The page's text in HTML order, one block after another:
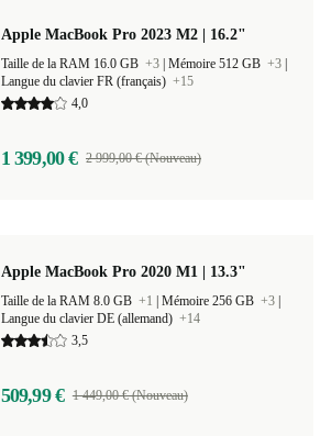
Apple MacBook Pro 2023 M2 | 16.2"
Taille de la RAM 16.0 GB +3 Mémoire 512 GB +3
Langue du clavier FR (français) +15
4,0
1 399,00 € 2 999,00 € (Nouveau)
Apple MacBook Pro 2020 M1 | 13.3"
Taille de la RAM 8.0 GB +1 Mémoire 256 GB +3
Langue du clavier DE (allemand) +14
3,5
509,99 € 1 449,00 € (Nouveau)